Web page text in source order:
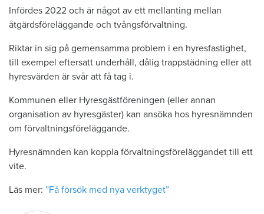
Infördes 2022 och är något av ett mellanting mellan
åtgärdsföreläggande och tvångsförvaltning.
Riktar in sig på gemensamma problem i en hyresfastighet,
till exempel eftersatt underhåll, dålig trappstädning eller att
hyresvärden är svår att få tag i.
Kommunen eller Hyresgästföreningen (eller annan
organisation av hyresgäster) kan ansöka hos hyresnämnden
om förvaltningsföreläggande.
Hyresnämnden kan koppla förvaltningsföreläggandet till ett
vite.
Läs mer: ”Få försök med nya verktyget”